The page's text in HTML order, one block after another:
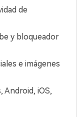
de
y bloqueador
e imágenes
Android, iOS,